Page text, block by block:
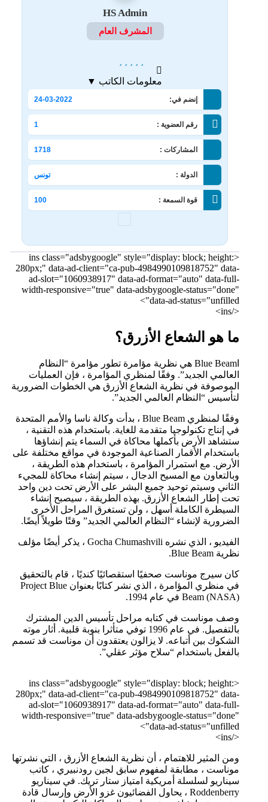
HS Admin
المشرف العام
معلومات الكاتب ▼
إنضم في: 24-03-2022
رقم العضوية : 1
المشاركات : 1718
الدولة : تونس
قوة السمعة : 100
<ins class="adsbygoogle" style="display: block; height:
280px;" data-ad-client="ca-pub-4984990109818752" data-
ad-slot="1060938917" data-ad-format="auto" data-full-
width-responsive="true" data-adsbygoogle-status="done"
data-ad-status="unfilled">
</ins>
ما هو الشعاع الأزرق؟
اBlue Beam هي نظرية مؤامرة تطور مؤامرة “النظام
العالمي الجديد”. وفقًا لمنظري المؤامرة ، فإن العمليات
الموصوفة في نظرية الشعاع الأزرق هي الخطوات الضرورية
لتأسيس “النظام العالمي الجديد”.
وفقًا لمنظري Blue Beam ، بدأت وكالة ناسا والأمم المتحدة
في إنتاج تكنولوجيا متقدمة للغاية. باستخدام هذه التقنية ،
ستشاهد الأرض بأكملها محاكاة في السماء يتم إنشاؤها
باستخدام الأقمار الصناعية الموجودة في مواقع مختلفة على
الأرض. مع استمرار المؤامرة ، باستخدام هذه الطريقة ،
وبالتعاون مع المسيح الدجال ، سيتم إنشاء محاكاة للمجيء
الثاني وسيتم توحيد جميع البشر على الأرض تحت دين واحد
تحت إطار الشعاع الأزرق. بهذه الطريقة ، سيصبح إنشاء
السيطرة الكاملة أسهل ، ولن تستغرق المراحل الأخرى
الضرورية لإنشاء “النظام العالمي الجديد” وقتًا طويلاً أيضًا.
الفيديو ، الذي نشره Gocha Chumashvili ، يذكر أيضًا مؤلف
نظرية Blue Beam.
كان سيرج موناست صحفيًا استقصائيًا كنديًا ، قام بالتحقيق
في منظري المؤامرة ، الذي نشر كتابًا بعنوان Project Blue
Beam (NASA) في عام 1994.
وصف موناست في كتابه مراحل تأسيس الدين المشترك
بالتفصيل. في عام 1996 توفي متأثرا بنوبة قلبية. أثار موته
الشكوك بين أتباعه. لا يزالون يعتقدون أن موناست قد تسمم
بالفعل باستخدام “سلاح مؤثر عقلي”.
<ins class="adsbygoogle" style="display: block; height:
280px;" data-ad-client="ca-pub-4984990109818752" data-
ad-slot="1060938917" data-ad-format="auto" data-full-
width-responsive="true" data-adsbygoogle-status="done"
data-ad-status="unfilled">
</ins>
ومن المثير للاهتمام ، أن نظرية الشعاع الأزرق ، التي نشرتها
موناست ، مطابقة لمفهوم سابق لجين رودنبيري ، كاتب
سيناريو لسلسلة أمريكية امتياز ستار تريك. في سيناريو
Roddenberry ، يحاول الفضائيون غزو الأرض وإرسال قادة